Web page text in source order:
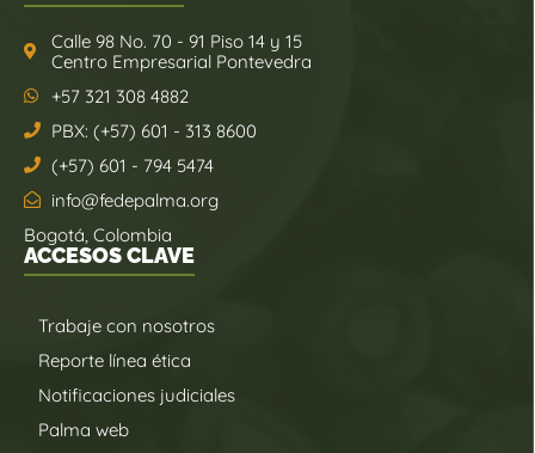
Calle 98 No. 70 - 91 Piso 14 y 15
Centro Empresarial Pontevedra
+57 321 308 4882
PBX: (+57) 601 - 313 8600
(+57) 601 - 794 5474
info@fedepalma.org
Bogotá, Colombia
ACCESOS CLAVE
Trabaje con nosotros
Reporte línea ética
Notificaciones judiciales
Palma web